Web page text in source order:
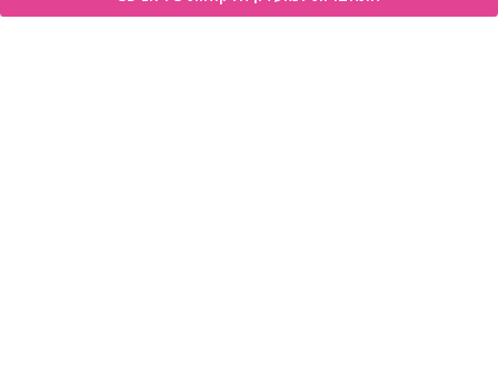
1700-5555-03